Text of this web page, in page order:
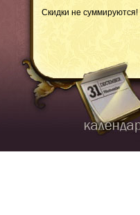
Скидки не суммируются!